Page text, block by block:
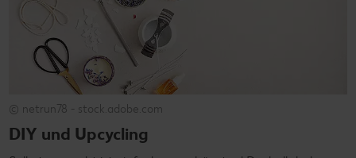
© netrun78 - stock.adobe.com
DIY und Upcycling